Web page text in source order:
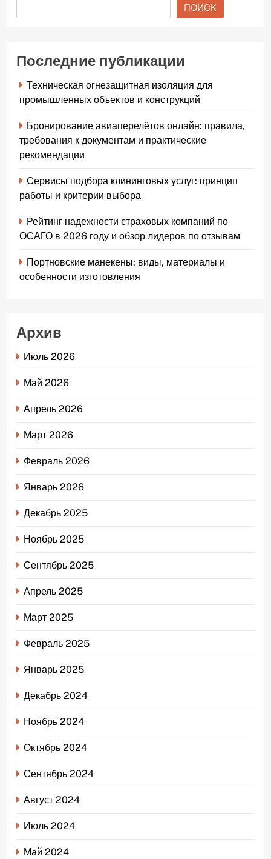
ПОИСК
Последние публикации
Техническая огнезащитная изоляция для
промышленных объектов и конструкций
Бронирование авиаперелётов онлайн: правила,
требования к документам и практические
рекомендации
Сервисы подбора клининговых услуг: принцип
работы и критерии выбора
Рейтинг надежности страховых компаний по
ОСАГО в 2026 году и обзор лидеров по отзывам
Портновские манекены: виды, материалы и
особенности изготовления
Архив
Июль 2026
Май 2026
Апрель 2026
Март 2026
Февраль 2026
Январь 2026
Декабрь 2025
Ноябрь 2025
Сентябрь 2025
Апрель 2025
Март 2025
Февраль 2025
Январь 2025
Декабрь 2024
Ноябрь 2024
Октябрь 2024
Сентябрь 2024
Август 2024
Июль 2024
Май 2024